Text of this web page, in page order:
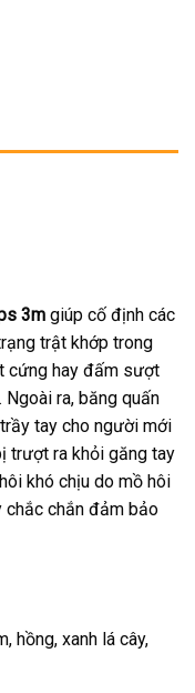
3m giúp cố định các
trật khớp trong
cứng hay đấm sượt
ra, băng quấn
tay cho người mới
trượt ra khỏi găng tay
khó chịu do mồ hôi
chắc chắn đảm bảo
hồng, xanh lá cây,